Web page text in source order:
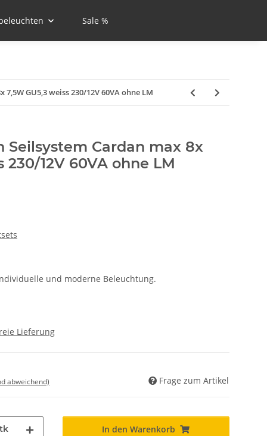
Sale %
GU5,3 weiss 230/12V 60VA ohne LM
Seilsystem Cardan max 8x
230/12V 60VA ohne LM
und moderne Beleuchtung.
Lieferung
abweichend) Frage zum Artikel
In den Warenkorb